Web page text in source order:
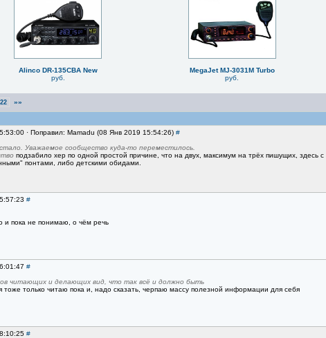
Alinco DR-135CBA New
руб.
MegaJet MJ-3031M Turbo
руб.
22 »»
· Поправил: Mamadu (08 Янв 2019 15:54:26) #
Уважаемое сообщество куда-то переместилось.
подзабило хер по одной простой причине, что на двух, максимум на трёх пишущих, здесь
понтами, либо детскими обидами.
#
и пока не понимаю, о чём речь
#
читающих и делающих вид, что так всё и должно быть
тоже только читаю пока и, надо сказать, черпаю массу полезной информации для себя
#